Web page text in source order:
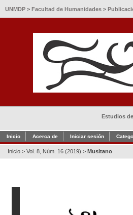
UNMDP > Facultad de Humanidades >
Estudios
Inicio Acerca de Iniciar sesión
Inicio > Vol. 8, Núm. 16 (2019) > Musitano